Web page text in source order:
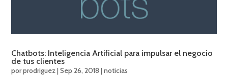
Chatbots: Inteligencia Artificial para impulsar el negocio
de tus clientes
porprodriguez|Sep 26, 2018 |noticias